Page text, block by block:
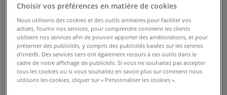
Choisir vos préférences en matière de cookies
Nous utilisons des cookies et des outils similaires pour faciliter vos
achats, fournir nos services, pour comprendre comment les clients
utilisent nos services afin de pouvoir apporter des améliorations, et pour
présenter des publicités, y compris des publicités basées sur les centres
d’intérêt. Des services tiers ont également recours à ces outils dans le
cadre de notre affichage de publicités. Si vous ne souhaitez pas accepter
tous les cookies ou si vous souhaitez en savoir plus sur comment nous
utilisons les cookies, cliquer sur « Personnaliser les cookies ».